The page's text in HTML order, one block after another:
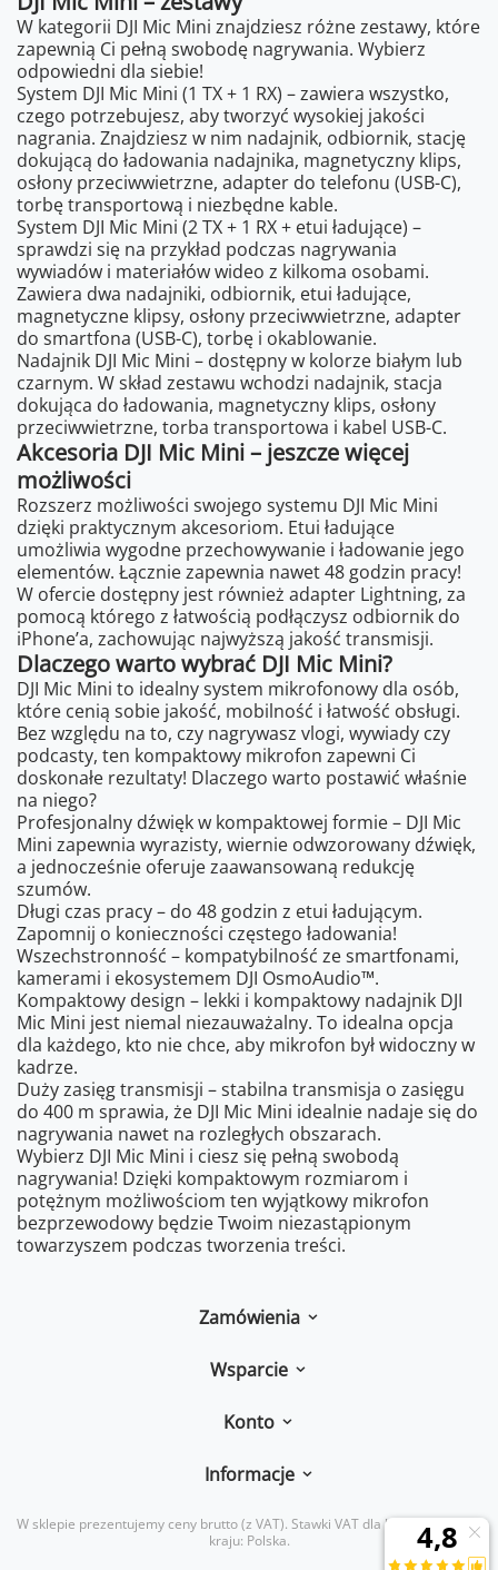
W kategorii DJI Mic Mini znajdziesz różne zestawy, które
zapewnią Ci pełną swobodę nagrywania. Wybierz
odpowiedni dla siebie!
System DJI Mic Mini (1 TX + 1 RX) – zawiera wszystko,
czego potrzebujesz, aby tworzyć wysokiej jakości
nagrania. Znajdziesz w nim nadajnik, odbiornik, stację
dokującą do ładowania nadajnika, magnetyczny klips,
osłony przeciwwietrzne, adapter do telefonu (USB-C),
torbę transportową i niezbędne kable.
System DJI Mic Mini (2 TX + 1 RX + etui ładujące) –
sprawdzi się na przykład podczas nagrywania
wywiadów i materiałów wideo z kilkoma osobami.
Zawiera dwa nadajniki, odbiornik, etui ładujące,
magnetyczne klipsy, osłony przeciwwietrzne, adapter
do smartfona (USB-C), torbę i okablowanie.
Nadajnik DJI Mic Mini – dostępny w kolorze białym lub
czarnym. W skład zestawu wchodzi nadajnik, stacja
dokująca do ładowania, magnetyczny klips, osłony
przeciwwietrzne, torba transportowa i kabel USB-C.
Akcesoria DJI Mic Mini – jeszcze więcej
możliwości
Rozszerz możliwości swojego systemu DJI Mic Mini
dzięki praktycznym akcesoriom. Etui ładujące
umożliwia wygodne przechowywanie i ładowanie jego
elementów. Łącznie zapewnia nawet 48 godzin pracy!
W ofercie dostępny jest również adapter Lightning, za
pomocą którego z łatwością podłączysz odbiornik do
iPhone’a, zachowując najwyższą jakość transmisji.
Dlaczego warto wybrać DJI Mic Mini?
DJI Mic Mini to idealny system mikrofonowy dla osób,
które cenią sobie jakość, mobilność i łatwość obsługi.
Bez względu na to, czy nagrywasz vlogi, wywiady czy
podcasty, ten kompaktowy mikrofon zapewni Ci
doskonałe rezultaty! Dlaczego warto postawić właśnie
na niego?
Profesjonalny dźwięk w kompaktowej formie – DJI Mic
Mini zapewnia wyrazisty, wiernie odwzorowany dźwięk,
a jednocześnie oferuje zaawansowaną redukcję
szumów.
Długi czas pracy – do 48 godzin z etui ładującym.
Zapomnij o konieczności częstego ładowania!
Wszechstronność – kompatybilność ze smartfonami,
kamerami i ekosystemem DJI OsmoAudio™.
Kompaktowy design – lekki i kompaktowy nadajnik DJI
Mic Mini jest niemal niezauważalny. To idealna opcja
dla każdego, kto nie chce, aby mikrofon był widoczny w
kadrze.
Duży zasięg transmisji – stabilna transmisja o zasięgu
do 400 m sprawia, że DJI Mic Mini idealnie nadaje się do
nagrywania nawet na rozległych obszarach.
Wybierz DJI Mic Mini i ciesz się pełną swobodą
nagrywania! Dzięki kompaktowym rozmiarom i
potężnym możliwościom ten wyjątkowy mikrofon
bezprzewodowy będzie Twoim niezastąpionym
towarzyszem podczas tworzenia treści.
Zamówienia
Wsparcie
Konto
Informacje
W sklepie prezentujemy ceny brutto (z VAT). Stawki VAT dla konsumentów z
kraju: Polska.